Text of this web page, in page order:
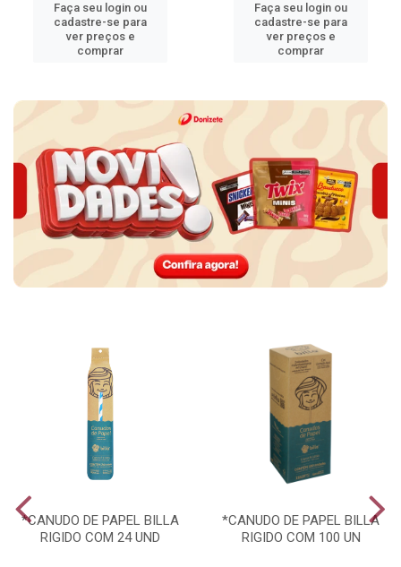
Faça seu login ou
cadastre-se para
ver preços e
comprar
Faça seu login ou
cadastre-se para
ver preços e
comprar
*CANUDO DE PAPEL BILLA
RIGIDO COM 24 UND
*CANUDO DE PAPEL BILLA
RIGIDO COM 100 UN